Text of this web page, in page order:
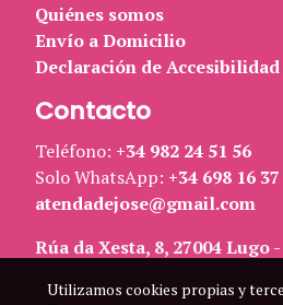
Quiénes somos
Envío a Domicilio
Declaración de Accesibilidad
Contacto
Teléfono: +34 982 24 51 56
Solo WhatsApp: +34 698 16
atendadejose@gmail.com
Rúa da Xesta, 8, 27004 Lugo
Utilizamos cookies propias y